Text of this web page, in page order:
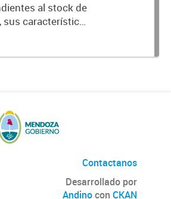
al stock de
características
al emisor.
Contactanos
Desarrollado por
Andinocon CKAN